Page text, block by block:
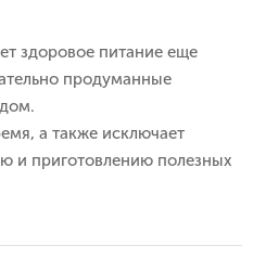
здоровое питание еще
продуманные
а также исключает
и приготовлению полезных